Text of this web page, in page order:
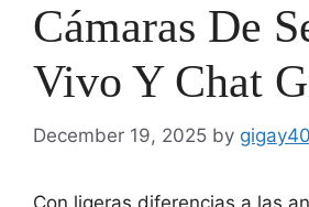
Cámaras De
Vivo Y Chat
December 19, 2025 by
Con ligeras diferencias a las